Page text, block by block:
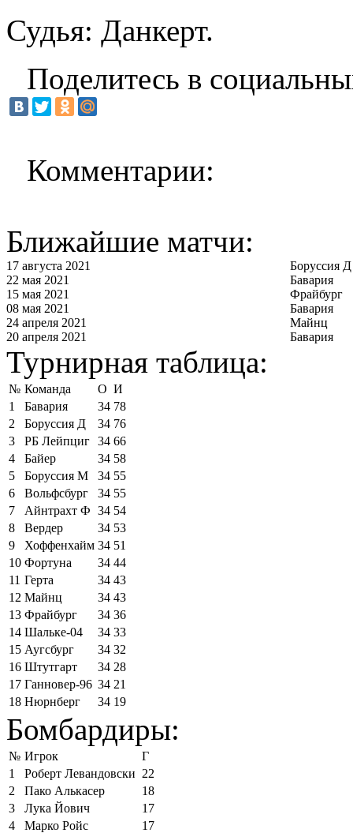
Судья: Данкерт.
Поделитесь в
Комментарии:
Ближайшие матчи:
17 августа 2021
Боруссия Д
22 мая 2021
Бавария
15 мая 2021
Фрайбург
08 мая 2021
Бавария
24 апреля 2021
Майнц
20 апреля 2021
Бавария
Турнирная таблица:
№ Команда О И
1
Бавария 34 78
2
Боруссия Д 34 76
3
РБ Лейпциг 34 66
4
Байер 34 58
5
Боруссия М 34 55
6
Вольфсбург 34 55
7
Айнтрахт Ф 34 54
8
Вердер 34 53
9
Хоффенхайм 34 51
10 Фортуна 34 44
11 Герта 34 43
12 Майнц 34 43
13 Фрайбург 34 36
14 Шальке-04 34 33
15 Аугсбург 34 32
16 Штутгарт 34 28
17 Ганновер-96 34 21
18 Нюрнберг 34 19
Бомбардиры:
№ Игрок
Г
1
Роберт Левандовски 22
2
Пако Алькасер
18
3
Лука Йович
17
4
Марко Ройс
17